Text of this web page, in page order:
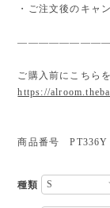
・ご注文後のキャ
ご購入前にこちら
https://
商品番号 PT336Y
種類